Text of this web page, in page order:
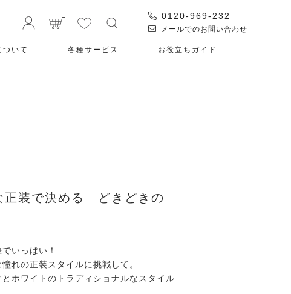
0120-969-232
メールでのお問い合わせ
ついて 各種サービス お役⽴ちガイド
正装で決める どきどきの
いっぱい！
れの正装スタイルに挑戦して。
ホワイトのトラディショナルなスタイル